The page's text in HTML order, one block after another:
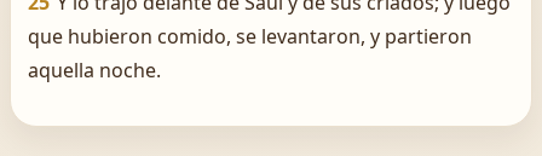
que hubieron comido, se levantaron, y partieron
aquella noche.